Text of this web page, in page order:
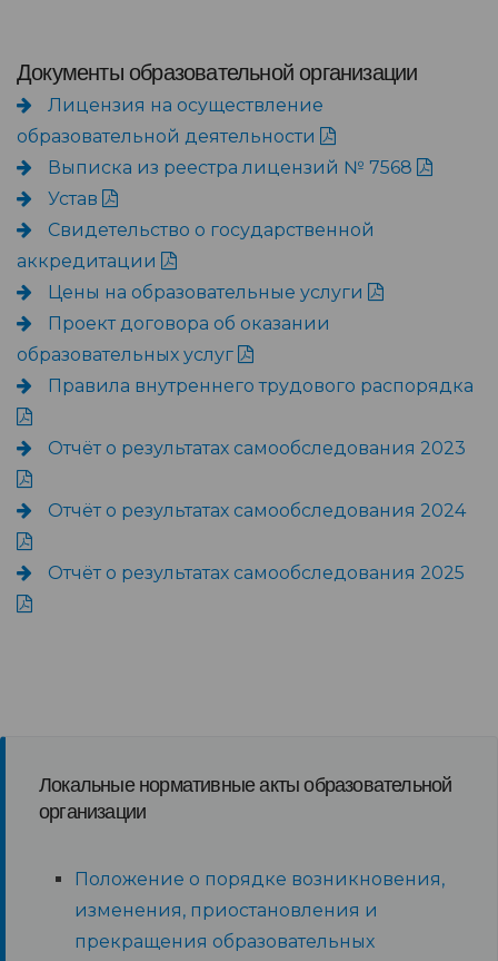
Документы образовательной организации
Лицензия на осуществление
образовательной деятельности
Выписка из реестра лицензий № 7568
Устав
Свидетельство о государственной
аккредитации
Цены на образовательные услуги
Проект договора об оказании
образовательных услуг
Правила внутреннего трудового распорядка
Отчёт о результатах самообследования 2023
Отчёт о результатах самообследования 2024
Отчёт о результатах самообследования 2025
Локальные нормативные акты образовательной
организации
Положение о порядке возникновения,
изменения, приостановления и
прекращения образовательных